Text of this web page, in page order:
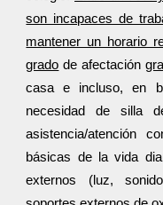
son incapaces de
mantener un horario
grado de afectación
casa e incluso, en
necesidad de silla
asistencia/atención
básicas de la vida
externos (luz,